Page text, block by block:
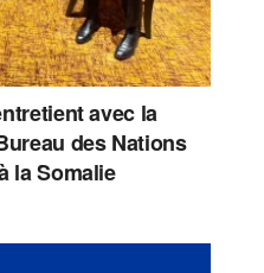
avec la
des Nations
la Somalie